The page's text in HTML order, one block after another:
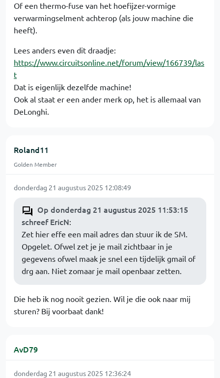
Of een thermo-fuse van het hoefijzer-vormige
verwarmingselment achterop (als jouw machine die
heeft).
Lees anders even dit draadje:
https://www.circuitsonline.net/forum/view/166739/las
t
Dat is eigenlijk dezelfde machine!
Ook al staat er een ander merk op, het is allemaal van
DeLonghi.
Roland11
Golden Member
donderdag 21 augustus 2025 12:08:49
Op donderdag 21 augustus 2025 11:53:15
schreef EricN:
Zet hier effe een mail adres dan stuur ik de SM.
Opgelet. Ofwel zet je je mail zichtbaar in je
gegevens ofwel maak je snel een tijdelijk gmail of
drg aan. Niet zomaar je mail openbaar zetten.
Die heb ik nog nooit gezien. Wil je die ook naar mij
sturen? Bij voorbaat dank!
AvD79
donderdag 21 augustus 2025 12:36:24